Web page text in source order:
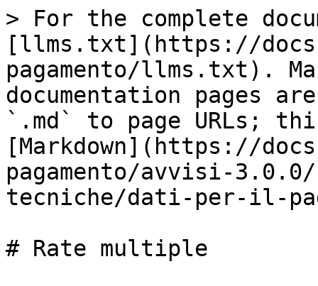
> For the complete
[llms.txt](https://
pagamento/llms.txt).
documentation pages
`.md` to page URLs;
[Markdown](https://
pagamento/avvisi-
tecniche/dati-per-il-
# Rate multiple